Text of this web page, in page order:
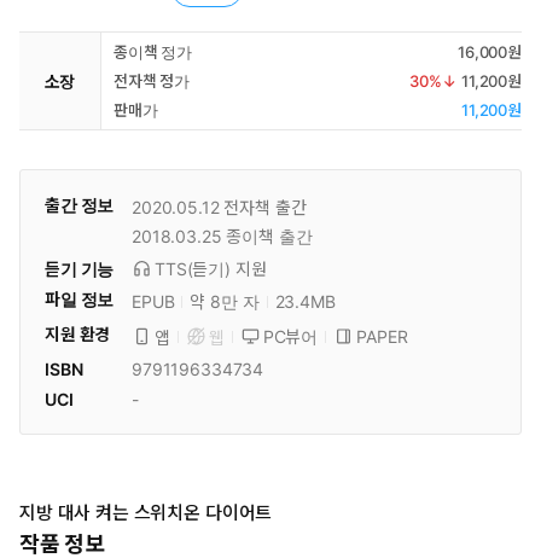
소장
종이책 정가
16,000원
전자책 정가
30%↓ 11,200원
판매가
11,200원
출간 정보 2020.05.12 전자책 출간
2018.03.25 종이책 출간
듣기 기능
TTS(듣기) 지원
파일 정보
EPUB 약 8만 자
23.4MB
지원 환경
앱 웹 PC뷰어
PAPER
ISBN
9791196334734
UCI
-
지방 대사 켜는 스위치온 다이어트
작품 정보